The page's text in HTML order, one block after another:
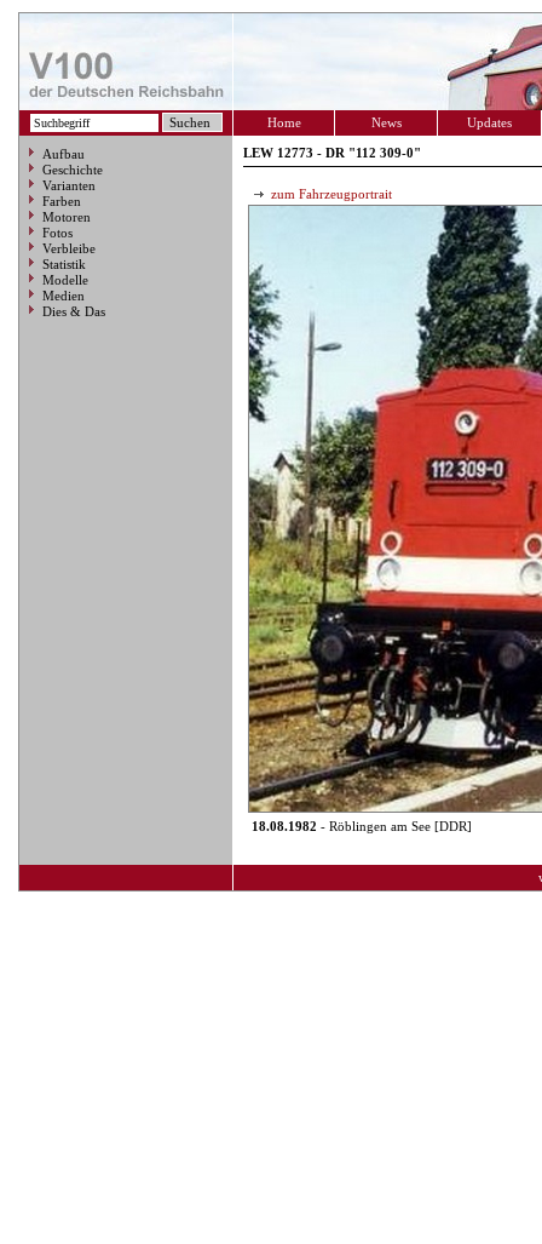
Home News Updates
Aufbau
Geschichte
Varianten
Farben
Motoren
Fotos
Verbleibe
Statistik
Modelle
Medien
Dies & Das
LEW 12773 - DR "112 309-0"
zum Fahrzeugportrait
18.08.1982 - Röblingen am See [DDR]